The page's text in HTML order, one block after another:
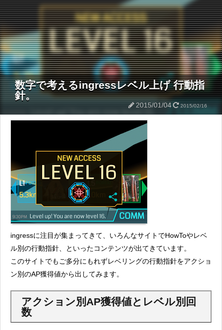
数字で考えるingressレベル上げ 行動指
針。
2015/01/04 2015/02/16
ingressに注目が集まってきて、いろんなサイトでHowToやレベ
ル別の行動指針、といったコンテンツが出てきています。
このサイトでもご多分にもれずレベリングの行動指針をアクショ
ン別のAP獲得値から出してみます。
アクション別AP獲得値とレベル別回
数